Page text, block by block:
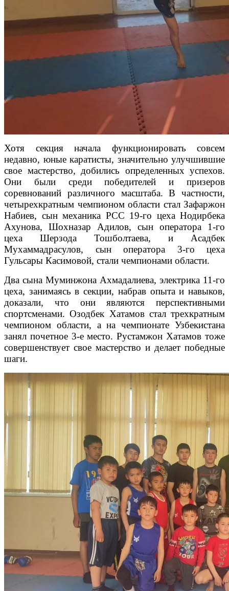
Хотя секция начала функционировать совсем
недавно, юные каратисты, значительно улучшившие
свое мастерство, добились определенных успехов.
Они были среди победителей и призеров
соревнований различного масштаба. В частности,
четырехкратным чемпионом области стал Зафаржон
Набиев, сын механика РСС 19-го цеха Нодирбека
Ахунова, Шохназар Адилов, сын оператора 1-го
цеха Шерзода Тошболтаева, и Асадбек
Мухаммадрасулов, сын оператора 3-го цеха
Гульсары Касимовой, стали чемпионами области.
Два сына Муминжона Ахмадалиева, электрика 11-го
цеха, занимаясь в секции, набрав опыта и навыков,
доказали, что они являются перспективными
спортсменами. Озодбек Хатамов стал трехкратным
чемпионом области, а на чемпионате Узбекистана
занял почетное 3-е место. Рустамжон Хатамов тоже
совершенствует свое мастерство и делает победные
шаги.